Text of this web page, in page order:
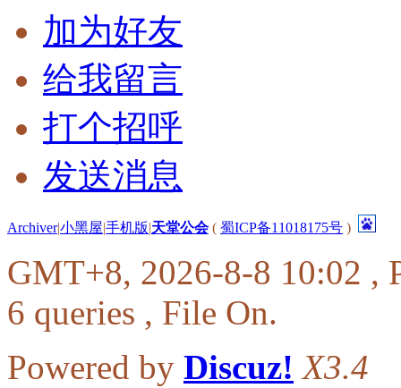
加为好友
给我留言
打个招呼
发送消息
Archiver|小黑屋 手机版 天堂公会( 蜀ICP备11018175号 )
GMT+8, 2026-8-8 10:02 ,
6 queries , File On.
Powered by Discuz! X3.4